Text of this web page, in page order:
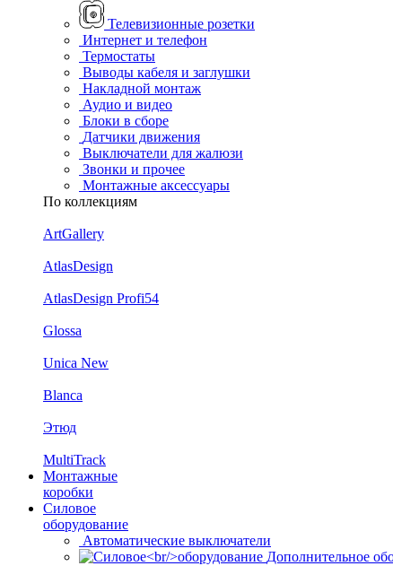
Телевизионные розетки
Интернет и телефон
Термостаты
Выводы кабеля и заглушки
Накладной монтаж
Аудио и видео
Блоки в сборе
Датчики движения
Выключатели для жалюзи
Звонки и прочее
Монтажные аксессуары
По коллекциям
ArtGallery
AtlasDesign
AtlasDesign Profi54
Glossa
Unica New
Blanca
Этюд
MultiTrack
Монтажные
коробки
Силовое
оборудование
Автоматические выключатели
Дополнительное